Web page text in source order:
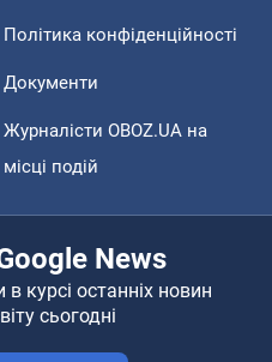
Політика конфіденційності
Документи
Журналісти OBOZ.UA на
місці подій
News
курсі останніх новин
сьогодні